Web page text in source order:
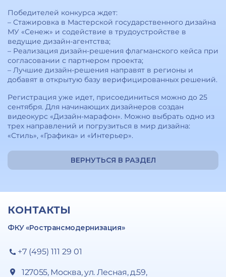
Победителей конкурса ждет:
– Стажировка в Мастерской государственного дизайна
МУ «Сенеж» и содействие в трудоустройстве в
ведущие дизайн-агентства;
– Реализация дизайн-решения флагманского кейса при
согласовании с партнером проекта;
– Лучшие дизайн-решения направят в регионы и
добавят в открытую базу верифицированных решений.
Регистрация уже идет, присоединиться можно до 25
сентября. Для начинающих дизайнеров создан
видеокурс «Дизайн-марафон». Можно выбрать одно из
трех направлений и погрузиться в мир дизайна:
«Стиль», «Графика» и «Интерьер».
ВЕРНУТЬСЯ В РАЗДЕЛ
КОНТАКТЫ
ФКУ «Ространсмодернизация»
+7 (495) 111 29 01
127055, Москва, ул. Лесная, д.59,